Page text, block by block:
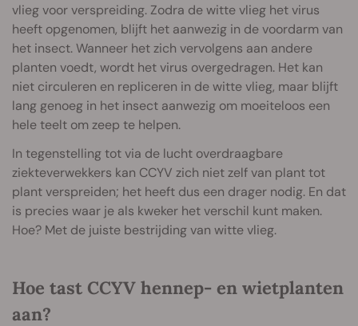
vlieg voor verspreiding. Zodra de witte vlieg het virus
heeft opgenomen, blijft het aanwezig in de voordarm van
het insect. Wanneer het zich vervolgens aan andere
planten voedt, wordt het virus overgedragen. Het kan
niet circuleren en repliceren in de witte vlieg, maar blijft
lang genoeg in het insect aanwezig om moeiteloos een
hele teelt om zeep te helpen.
In tegenstelling tot via de lucht overdraagbare
ziekteverwekkers kan CCYV zich niet zelf van plant tot
plant verspreiden; het heeft dus een drager nodig. En dat
is precies waar je als kweker het verschil kunt maken.
Hoe? Met de juiste bestrijding van witte vlieg.
Hoe tast CCYV hennep- en wietplanten
aan?